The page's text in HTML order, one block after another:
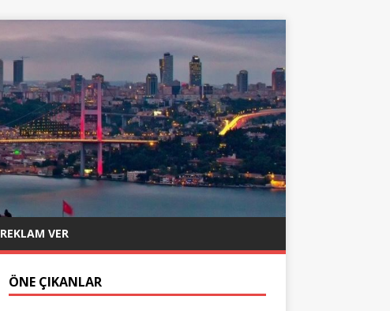
REKLAM VER
ÖNE ÇIKANLAR